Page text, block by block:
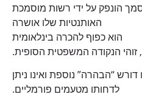
הונפק על ידי רשות מוסמכת
האותנטיות שלו אושרה
הוא כפוף להכרה בינלאומית
הנקודה המשפטית הסופית.
“הבהרה” נוספת ואינו ניתן
לדחותו מטעמים פורמליים.